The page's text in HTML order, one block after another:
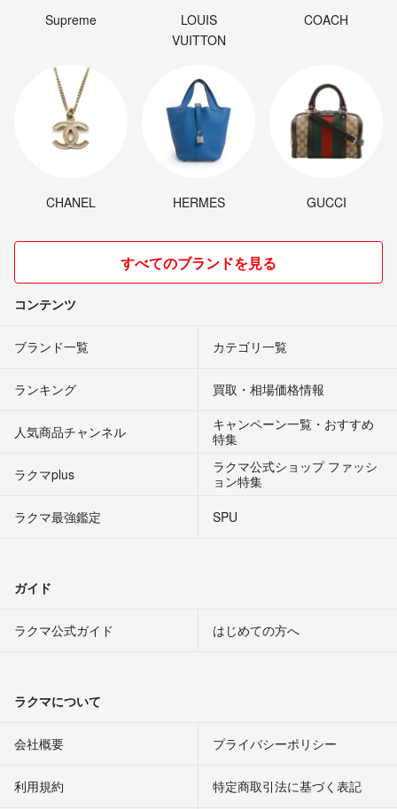
Supreme
LOUIS
VUITTON
COACH
CHANEL HERMES GUCCI
すべてのブランドを見る
コンテンツ
ブランド一覧 カテゴリ一覧
ランキング 買取・相場価格情報
人気商品チャンネル
キャンペーン一覧・おすすめ
特集
ラクマplus
ラクマ公式ショップ ファッシ
ョン特集
ラクマ最強鑑定
SPU
ガイド
ラクマ公式ガイド はじめての方へ
ラクマについて
会社概要 プライバシーポリシー
利用規約 特定商取引法に基づく表記